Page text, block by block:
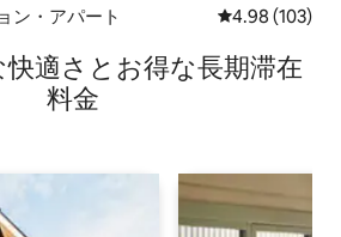
ン・アパート レビュー103
4.98 (103)
適⁠さ⁠とお⁠得⁠な長⁠期⁠滞⁠在
料⁠金